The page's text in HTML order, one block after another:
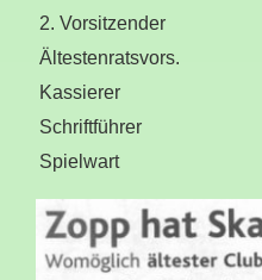
2. Vorsitzender
Ältestenratsvors.
Kassierer
Schriftführer
Spielwart